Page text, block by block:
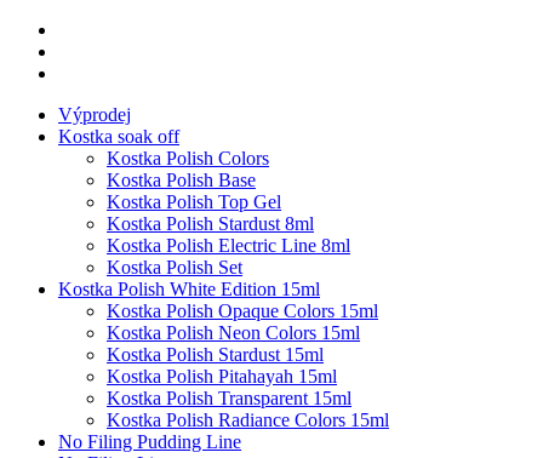
Výprodej
Kostka soak off
Kostka Polish Colors
Kostka Polish Base
Kostka Polish Top Gel
Kostka Polish Stardust 8ml
Kostka Polish Electric Line 8ml
Kostka Polish Set
Kostka Polish White Edition 15ml
Kostka Polish Opaque Colors 15ml
Kostka Polish Neon Colors 15ml
Kostka Polish Stardust 15ml
Kostka Polish Pitahayah 15ml
Kostka Polish Transparent 15ml
Kostka Polish Radiance Colors 15ml
No Filing Pudding Line